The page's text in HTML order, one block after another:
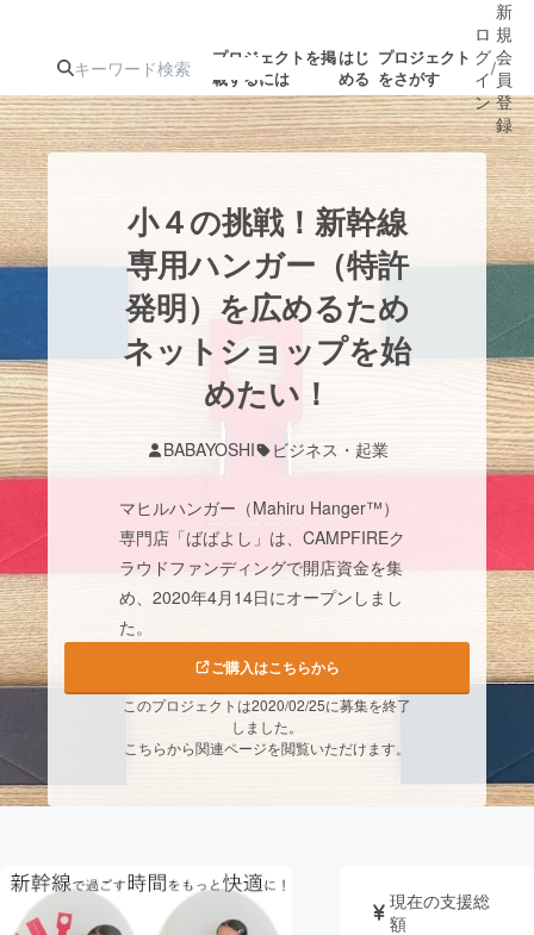
プロジェクトを掲
載するには
はじ
める
プロジェクト
をさがす
人気のプロ
ジェクト
注目のリ
ターン
注目の新着プロ
ジェクト
募集終了が近いプ
ロジェクト
もうすぐ公開
されます
アート・写真
テクノロジー・ガジェット ゲーム・
映像・映画 書籍・雑誌
ビジネス・起業
まちづくり・地域活性化
CAMPFIREふるさと納税machi-yaコミュニティ
ロ
グ
イ
ン
/
新
規
会
員
登
録
小４の挑戦！新幹線
専用ハンガー（特許
発明）を広めるため
ネットショップを始
めたい！
BABAYOSHI ビジネス・起業
マヒルハンガー（Mahiru Hanger™）
専門店「ばばよし」は、CAMPFIREク
ラウドファンディングで開店資金を集
め、2020年4月14日にオープンしまし
た。
ご購入はこちらから
このプロジェクトは2020/02/25に募集を終了
しました。
こちらから関連ページを閲覧いただけます。
現在の支援総
額